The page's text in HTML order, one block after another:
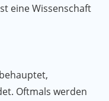
eine Wissenschaft
Oftmals werden